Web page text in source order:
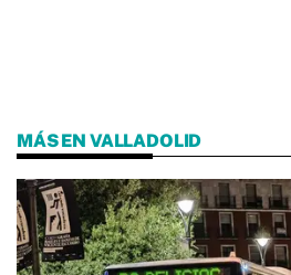
MÁS EN VALLADOLID